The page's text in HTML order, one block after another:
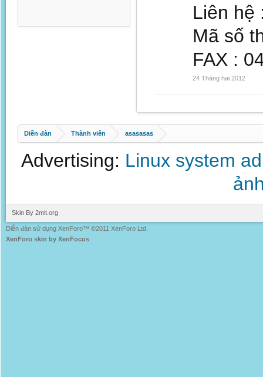
Liên hệ
Mã số
FAX :
24 Tháng hai 2012
Diễn đàn Thành viên asasasas
Advertising: Linux system
Skin By 2mit.org
Diễn đàn sử dụng XenForo™ ©2011 XenForo Ltd.
XenForo skin by XenFocus